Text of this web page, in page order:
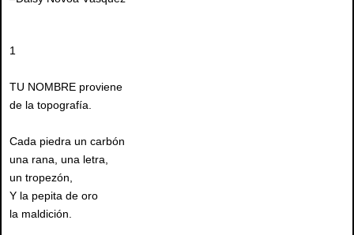
1
TU NOMBRE proviene
de la topografía.
Cada piedra un carbón
una rana, una letra,
un tropezón,
Y la pepita de oro
la maldición.